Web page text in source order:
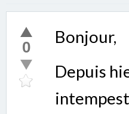
0
Bonjour,
Depuis